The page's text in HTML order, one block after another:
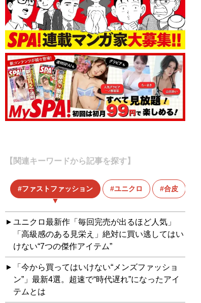
【関連キーワードから記事を探す】
ファストファッション ユニクロ 合皮
ユニクロ最新作「毎回完売が出るほど人気」
「高級感のある見栄え」絶対に買い逃してはい
けない“7つの傑作アイテム”
「今から買ってはいけない“メンズファッショ
ン”」最新4選。超速で“時代遅れ”になったアイ
テムとは